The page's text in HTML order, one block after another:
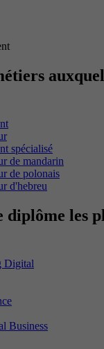
spécialisé
de mandarin
de polonais
d'hebreu
diplôme les
Digital
Business